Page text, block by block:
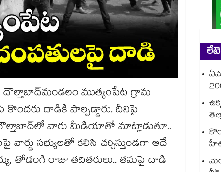
దౌల్తాబాద్​మండలం ముత్యంపేట గ్రామ
దాడికి పాల్పడ్డారు. దీనిపై
దౌల్తాబాద్‌‌లో వారు మీడియాతో మాట్లాడుతూ..
సభ్యులతో కలిసి చర్చిస్తుండగా అదే
తోడంగి రాజు తదితరులు.. తమపై దాడి